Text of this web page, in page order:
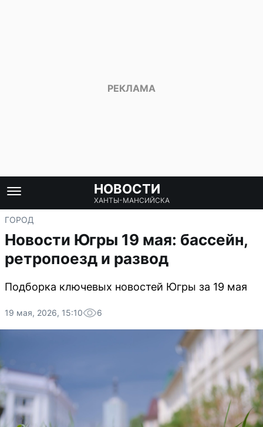
НОВОСТИ
ХАНТЫ-МАНСИЙСКА
ГОРОД
Новости Югры 19 мая: бассейн,
ретропоезд и развод
Подборка ключевых новостей Югры за 19 мая
19 мая, 2026, 15:10 6